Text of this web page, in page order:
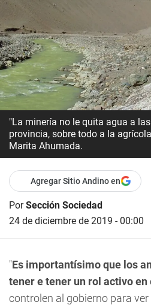
"La minería no le quita agua a
provincia, sobre todo a la
Marita Ahumada.
Agregar Sitio Andino en
PorSección Sociedad
24 de diciembre de 2019 - 00:00
"Es importantísimo que los
tener e tener un rol activo en
controlen al gobierno para ver